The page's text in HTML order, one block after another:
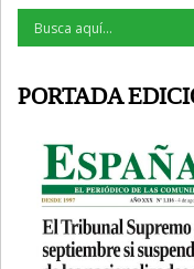
PORTADA